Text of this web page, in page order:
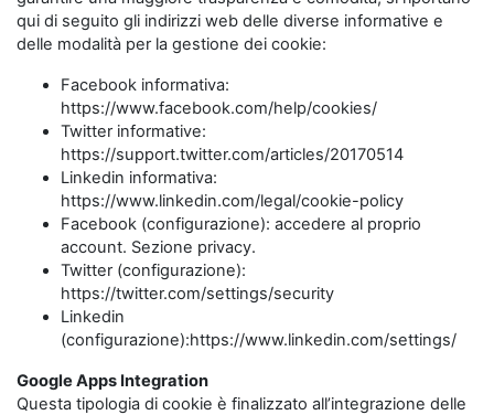
qui di seguito gli indirizzi web delle diverse informative e
delle modalità per la gestione dei cookie:
Facebook informativa:
https://www.facebook.com/help/cookies/
Twitter informative:
https://support.twitter.com/articles/20170514
Linkedin informativa:
https://www.linkedin.com/legal/cookie-policy
Facebook (configurazione): accedere al proprio
account. Sezione privacy.
Twitter (configurazione):
https://twitter.com/settings/security
Linkedin
(configurazione):https://www.linkedin.com/settings/
Google Apps Integration
Questa tipologia di cookie è finalizzato all’integrazione delle